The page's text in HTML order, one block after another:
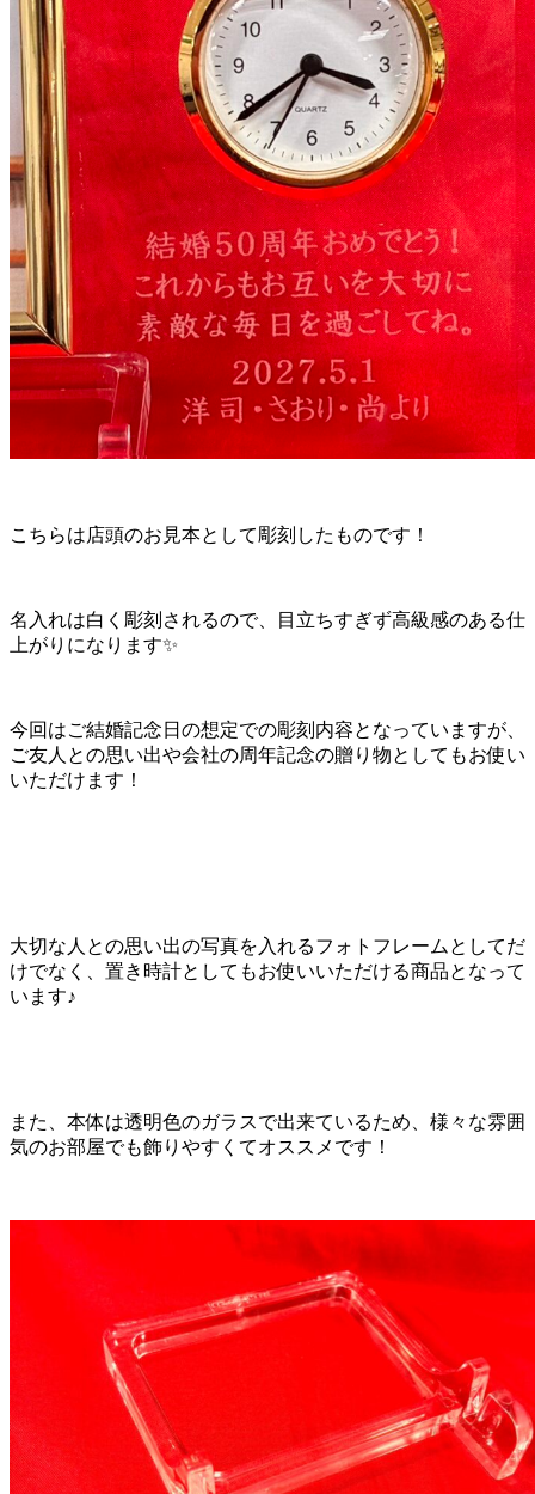
こちらは店頭のお見本として彫刻したものです！
名入れは白く彫刻されるので、目立ちすぎず高級感のある仕
上がりになります✨
今回はご結婚記念日の想定での彫刻内容となっていますが、
ご友人との思い出や会社の周年記念の贈り物としてもお使い
いただけます！
大切な人との思い出の写真を入れるフォトフレームとしてだ
けでなく、置き時計としてもお使いいただける商品となって
います♪
また、本体は透明色のガラスで出来ているため、様々な雰囲
気のお部屋でも飾りやすくてオススメです！